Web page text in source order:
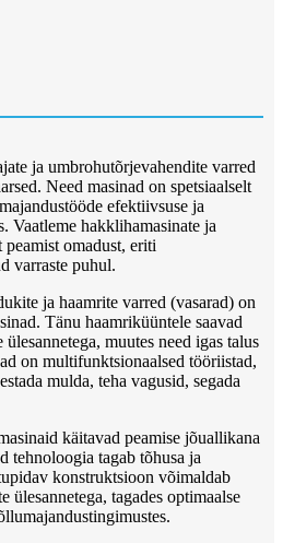
ja umbrohutõrjevahendite varred
Need masinad on spetsiaalselt
efektiivsuse ja
Vaatleme hakklihamasinate ja
omadust, eriti
varraste puhul.
ja haamrite varred (vasarad) on
Tänu haamriküüntele saavad
muutes need igas talus
on multifunktsionaalsed tööriistad,
mulda, teha vagusid, segada
käitavad peamise jõuallikana
tehnoloogia tagab tõhusa ja
konstruktsioon võimaldab
ülesannetega, tagades optimaalse